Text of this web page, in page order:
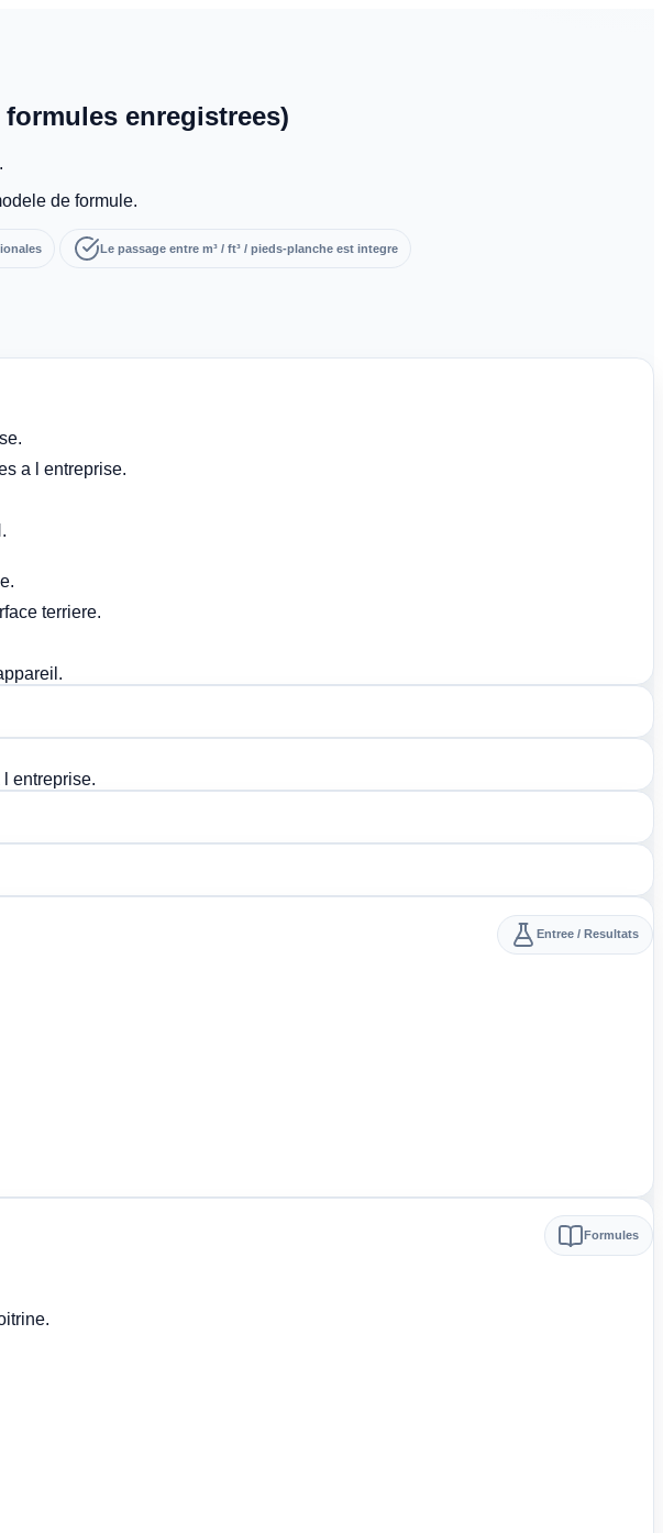
enregistrees)
de formule.
Le passage entre m³ / ft³ / pieds-planche est integre
a l entreprise.
terriere.
entreprise.
Entree / Resultats
Formules